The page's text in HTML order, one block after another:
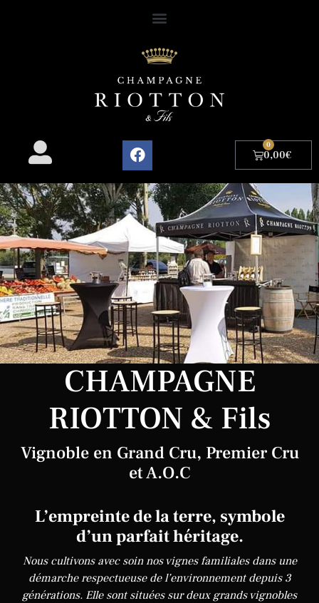
0,00€
0
CHAMPAGNE
RIOTTON & Fils
Vignoble en Grand Cru, Premier Cru
et A.O.C
L’empreinte de la terre, symbole
d’un parfait héritage.
Nous cultivons avec soin nos vignes familiales dans une
démarche respectueuse de l’environnement depuis 3
générations. Elle sont situées sur deux grands vignobles